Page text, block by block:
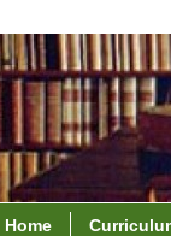
Home